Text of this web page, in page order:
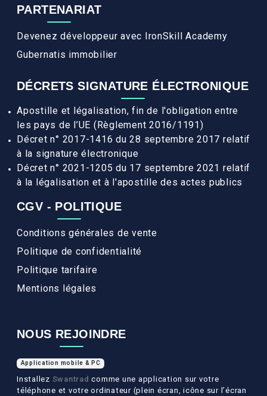
PARTENARIAT
Devenez développeur avec IronSkill Academy
Gubernatis immobilier
DÉCRETS SIGNATURE ÉLECTRONIQUE
Apostille et légalisation, fin de l'obligation entre
les pays de l’UE (Règlement 2016/1191)
Décret n° 2017-1416 du 28 septembre 2017 relatif
à la signature électronique
Décret n° 2021-1205 du 17 septembre 2021 relatif
à la légalisation et à l'apostille des actes publics
CGV - POLITIQUE
Conditions générales de vente
Politique de confidentialité
Politique tarifaire
Mentions légales
NOUS REJOINDRE
Application mobile & PC
Installez Swantrad comme une application sur votre
téléphone et votre ordinateur (plein écran, icône sur l’écran